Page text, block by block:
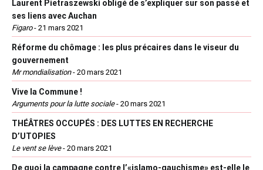
Laurent Pietraszewski obligé de s’expliquer sur son passé et
ses liens avec Auchan
Figaro- 21 mars 2021
Réforme du chômage : les plus précaires dans le viseur du
gouvernement
Mr mondialisation- 20 mars 2021
Vive la Commune !
Arguments pour la lutte sociale- 20 mars 2021
THÉÂTRES OCCUPÉS : DES LUTTES EN RECHERCHE
D’UTOPIES
Le vent se lève- 20 mars 2021
De quoi la campagne contre l’«islamo-gauchisme» est-elle le